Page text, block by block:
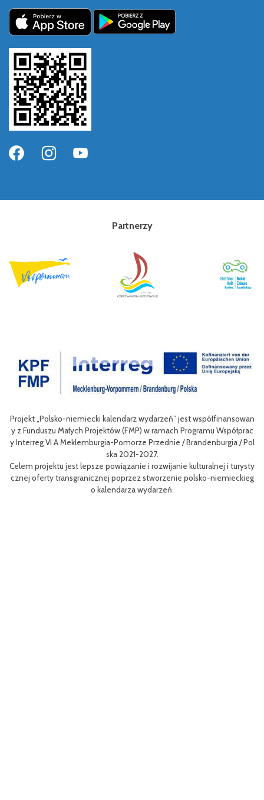
Partnerzy
jest współfinansowan
Programu Współprac
/ Brandenburgia / Pol
kulturalnej i turysty
polsko-niemieckieg
Celem III Polsko-Niemieckich Dni Turystyki
nie oferty turystycznej oraz ułatwienie
niej dla mieszkańców obszaru Euroregionu
w odwiedzających region.
Efektem planowanych działań jest przybliżenie
m rowerów możliwości różnych tras oraz miejsc
aangażowanie prawdziwych rowerowych